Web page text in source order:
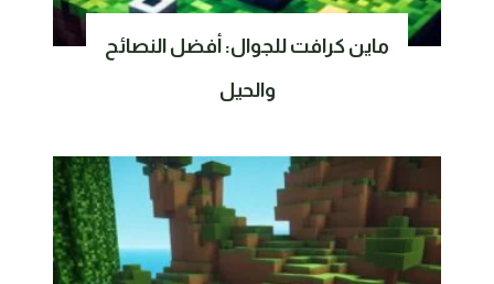
ماين كرافت للجوال: أفضل النصائح
والحيل